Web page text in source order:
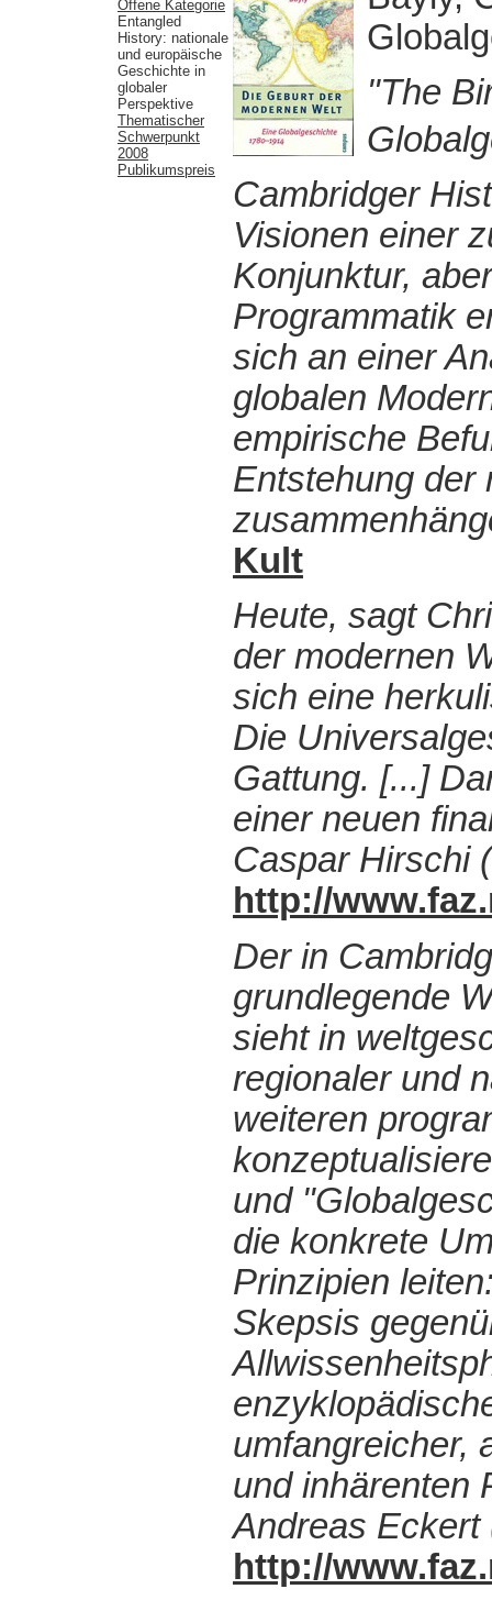
Offene Kategorie
Entangled
History: nationale
und europäische
Geschichte in
globaler
Perspektive
Thematischer
Schwerpunkt
2008
Publikumspreis
"The
Cambridger
Visionen einer
Konjunktur,
Programmatik
sich an einer
globalen
empirische
Entstehung der
Kult
Heute, sagt
der modernen
sich eine
Die
Gattung. [...]
einer neuen
Caspar Hirschi
http://
Der in
grundlegende
sieht in
regionaler und
weiteren
und
die konkrete
Prinzipien
Skepsis
umfangreicher,
und inhärenten
Andreas Eckert
http://